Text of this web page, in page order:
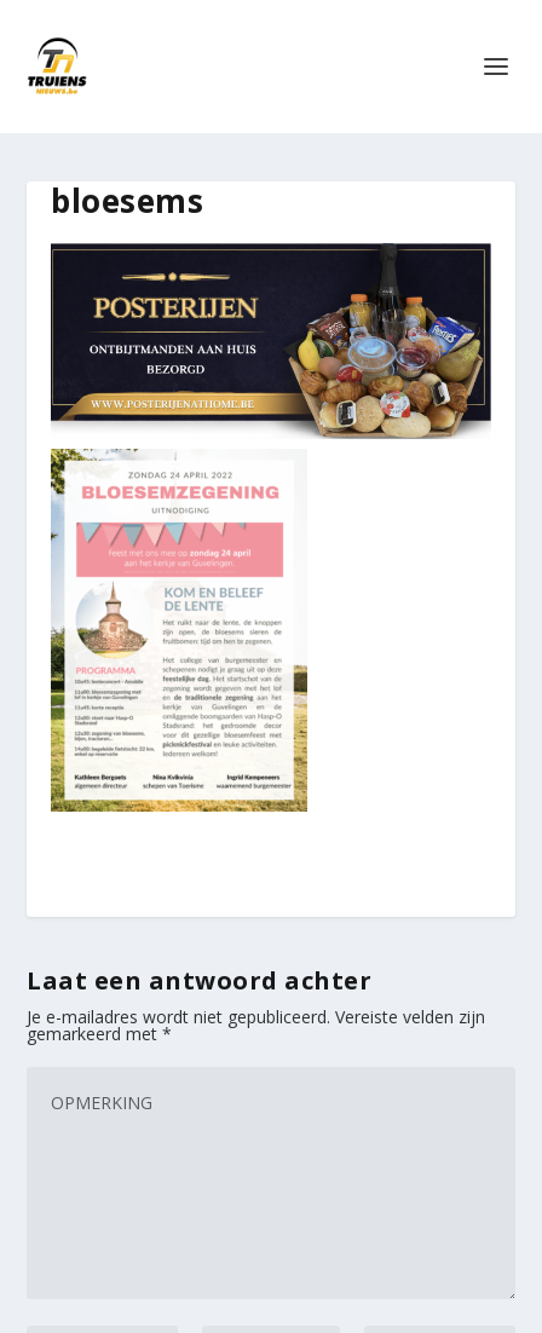
bloesems
Laat een antwoord achter
Je e-mailadres wordt niet gepubliceerd. Vereiste velden zijn
gemarkeerd met*